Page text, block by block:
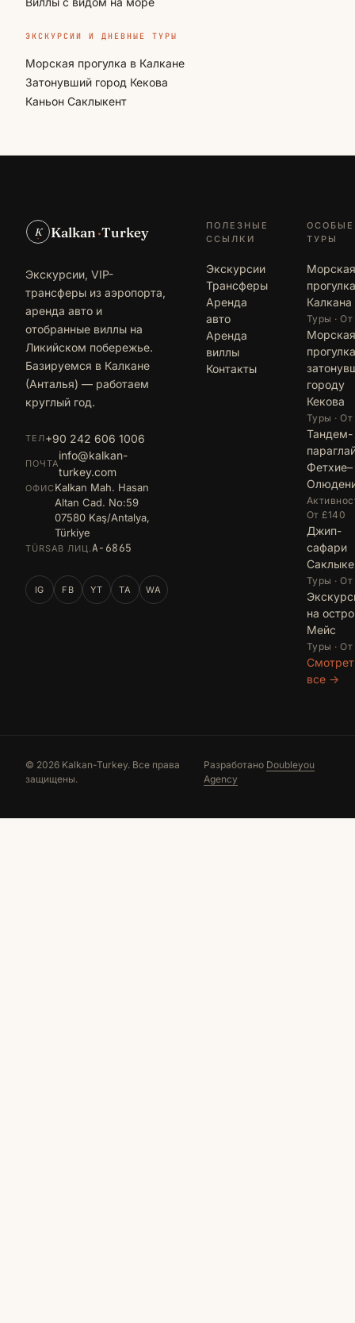
ЭКСКУРСИИ И ДНЕВНЫЕ ТУРЫ
Морская прогулка в Калкане
Затонувший город Кекова
Каньон Саклыкент
K Kalkan·Turkey
Экскурсии, VIP-
трансферы из аэропорта,
аренда авто и
отобранные виллы на
Ликийском побережье.
Базируемся в Калкане
(Анталья) — работаем
круглый год.
ТЕЛ+90 242 606 1006
ПОЧТА
info@kalkan-
turkey.com
ОФИС Kalkan Mah. Hasan
Altan Cad. No:59
07580 Kaş/Antalya,
Türkiye
TÜRSAB ЛИЦ.A-6865
IG FB YT TA WA
ПОЛЕЗНЫЕ
ССЫЛКИ
Экскурсии
Трансферы
Аренда
авто
Аренда
виллы
Контакты
ОСОБЫЕ
ТУРЫ
Морская
Калкана
Туры ·
Морская
городу
Кекова
Туры ·
Тандем-
Фетхие–
От £140
Джип-
сафари
Туры ·
на
Мейс
Туры ·
все →
© 2026 Kalkan-Turkey. Все права
защищены.
Разработано Doubleyou
Agency